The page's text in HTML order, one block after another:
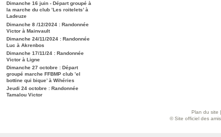
Dimanche 16 juin - Départ groupé à
la marche du club ’Les roitelets’ à
Ladeuze
Dimanche 8 /12/2024 : Randonnée
Victor à Mainvault
Dimanche 24/11/2024 : Randonnée
Luc à Akrenbos
Dimanche 17/11/24 : Randonnée
Victor à Ligne
Dimanche 27 octobre : Départ
groupé marche FFBMP club ’el
bottine qui bique’ à Wihéries
Jeudi 24 octobre : Randonnée
Tamalou Victor
Plan du site
© Site officiel des